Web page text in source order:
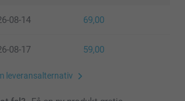
08-14 69,00
08-17 59,00
leveransalternativ